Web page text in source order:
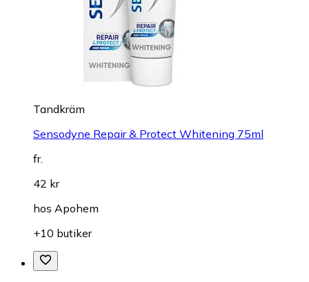
Tandkräm
Sensodyne Repair & Protect Whitening 75ml
fr.
42 kr
hos Apohem
+10 butiker